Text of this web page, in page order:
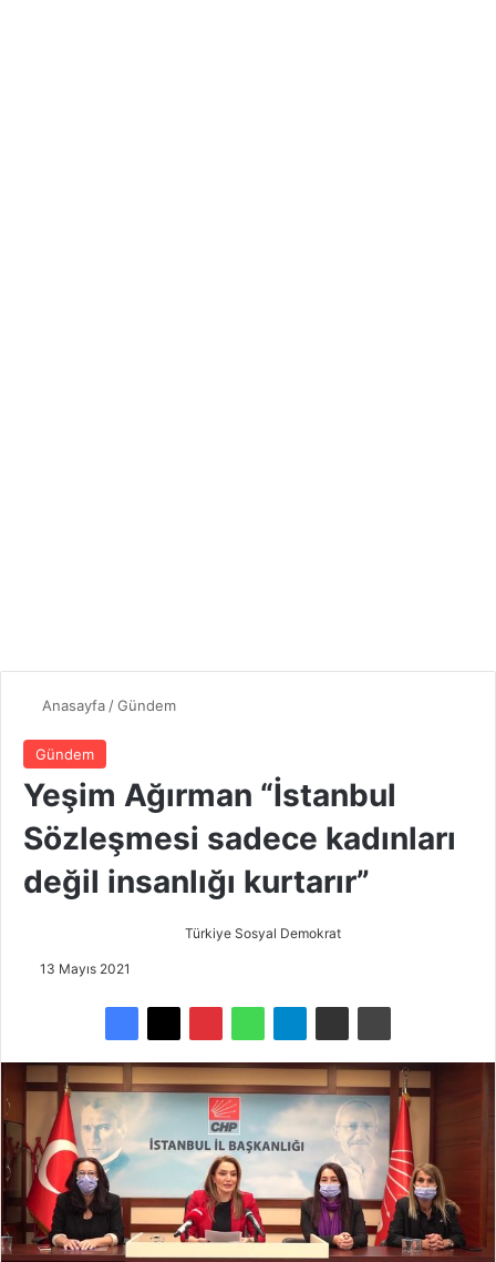
Anasayfa /Gündem
Gündem
Yeşim Ağırman “İstanbul
Sözleşmesi sadece kadınları
değil insanlığı kurtarır”
Türkiye Sosyal Demokrat
e
-
p
o
t
a
g
ö
n
13 Mayıs 2021